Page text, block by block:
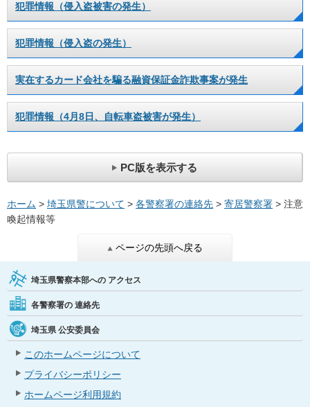
犯罪情報（侵入盗被害の発生）
犯罪情報（侵入盗の発生）
実在するカード会社を騙る融資保証金詐欺事案が発生
犯罪情報（4月8日、自転車盗被害が発生）
PC版を表示する
ホーム > 埼玉県警について > 各警察署の連絡先 > 寄居警察署 > 注意
喚起情報等
ページの先頭へ戻る
埼玉県警察本部への アクセス
各警察署の 連絡先
埼玉県 公安委員会
このホームページについて
プライバシーポリシー
ホームページ利用規約